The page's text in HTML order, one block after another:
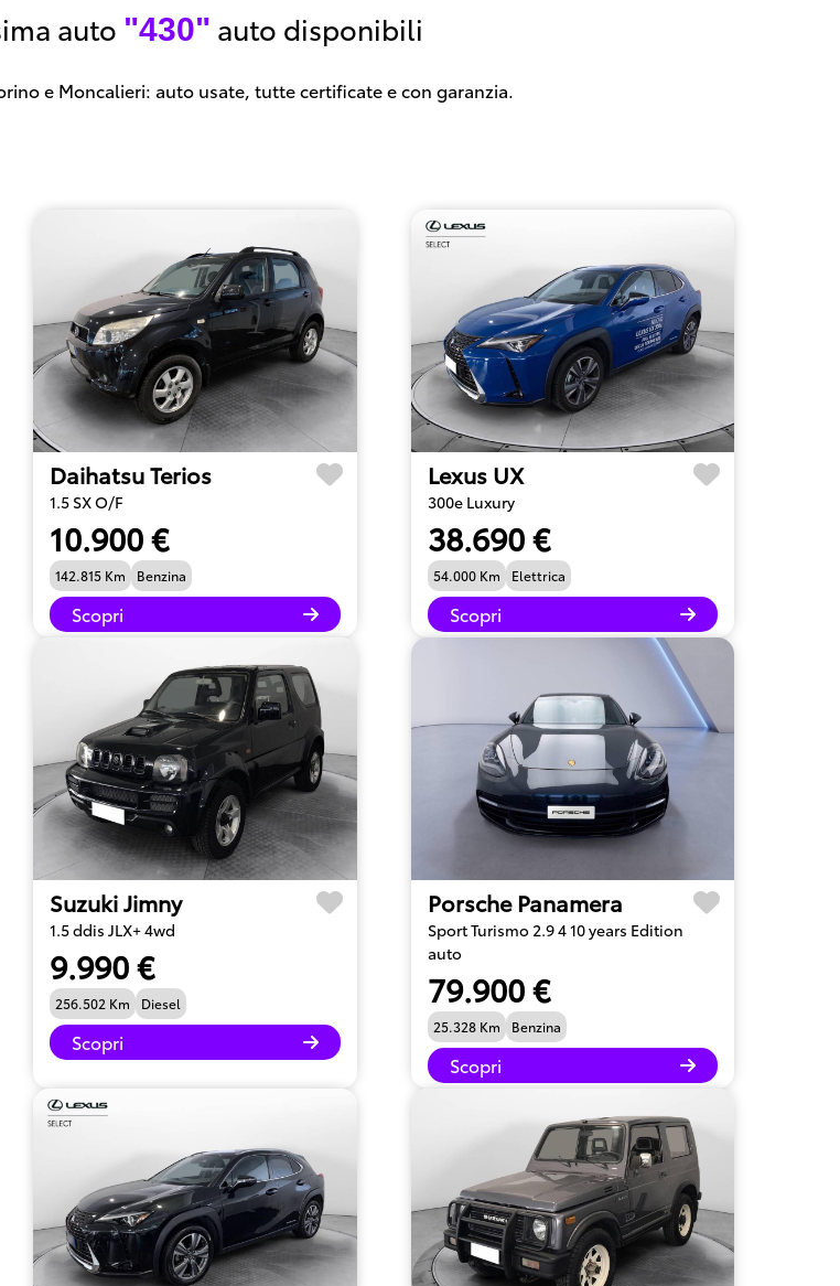
auto "430" auto disponibili
e Moncalieri: auto usate, tutte certificate e con garanzia.
Daihatsu Terios
1.5 SX O/F
10.900 €
142.815 Km Benzina
Scopri
Lexus UX
300e Luxury
38.690 €
54.000 Km Elettrica
Scopri
Suzuki Jimny
1.5 ddis JLX+ 4wd
9.990 €
256.502 Km Diesel
Scopri
Porsche Panamera
Sport Turismo 2.9 4 10 years Edition
auto
79.900 €
25.328 Km Benzina
Scopri